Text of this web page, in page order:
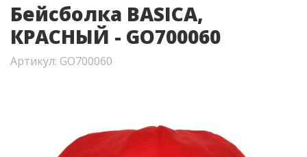
Бейсболка BASICA,
КРАСНЫЙ - GO700060
Артикул: GO700060